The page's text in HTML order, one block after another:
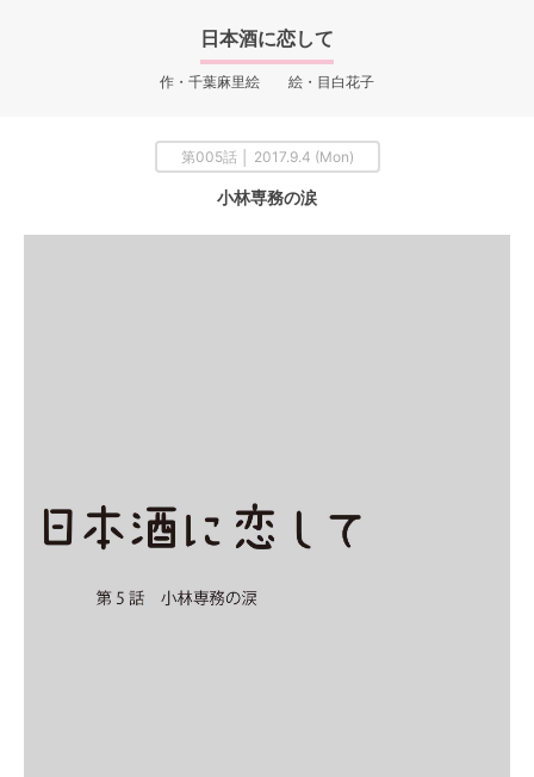
日本酒に恋して
作・千葉麻里絵 絵・目白花子
第005話 │ 2017.9.4 (Mon)
小林専務の涙